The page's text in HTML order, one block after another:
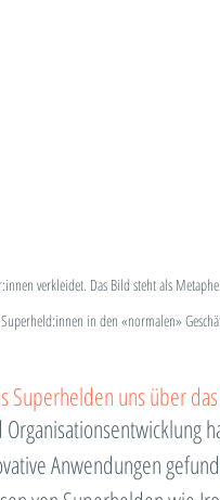
verkleidet. Das Bild steht als
in den «normalen»
Superhelden uns über
Anwendungen